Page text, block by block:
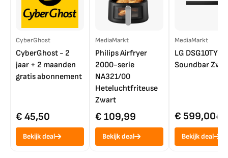
CyberGhost
CyberGhost - 2
jaar + 2 maanden
gratis abonnement
€ 45,50
Bekijk deal
MediaMarkt
Philips Airfryer
2000-serie
NA321/00
Heteluchtfriteuse
Zwart
€ 109,99
Bekijk deal
MediaMarkt
LG DSG10TY
Soundbar
€ 599,00€
Bekijk deal